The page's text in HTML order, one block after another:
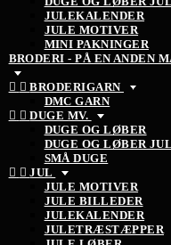
JULEKALENDER
JULE MOTIVER
MINI PAKNINGER
BRODERI - PÅ EN ANDEN
  BRODERIGARN
DMC GARN
  DUGE MV.
DUGE OG LØBER
DUGE OG LØBER JUL
SMÅ DUGE
  JUL
JULE MOTIVER
JULE BILLEDER
JULEKALENDER
JULETRÆSTÆPPER